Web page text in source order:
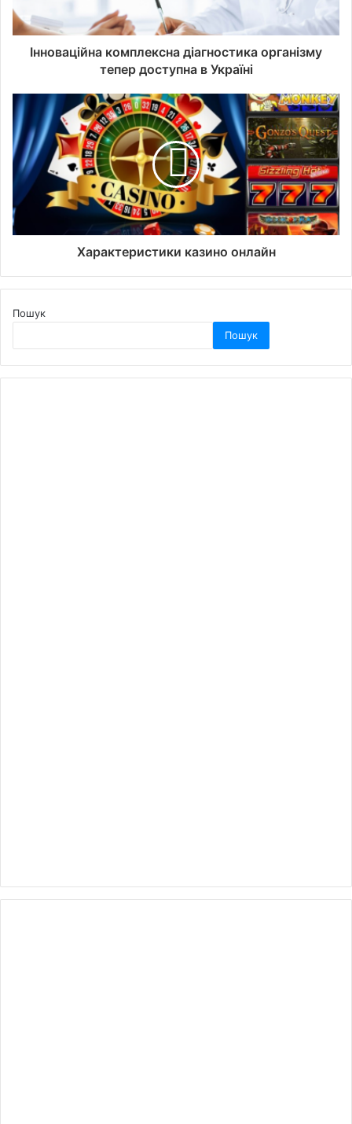
Інноваційна комплексна діагностика організму
тепер доступна в Україні
Характеристики казино онлайн
Пошук
Пошук